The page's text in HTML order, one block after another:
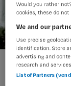
huidproblemen.jpg
Would you rather
cookies, these do not
We and our
Use precise
identification. Store
advertising and
research and
List of Partners